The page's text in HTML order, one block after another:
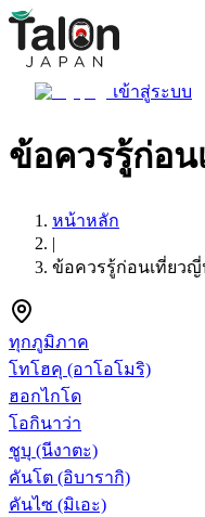
เข้าสู่ระบบ
ข้อควรรู้ก่อ
หน้าหลัก
|
ข้อควรรู้ก่อนเที่ยว
ทุกภูมิภาค
โทโฮคุ (อาโอโมริ)
ฮอกไกโด
โอกินาว่า
ชูบุ (นีงาตะ)
คันโต (อิบารากิ)
คันไซ (มิเอะ)